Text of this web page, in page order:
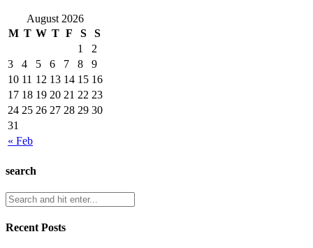
August 2026
M T W T F S S
« Feb
1
2
3
4 5 6 7 8
9
10 11 12 13 14 15 16
17 18 19 20 21 22 23
24 25 26 27 28 29 30
31
search
Recent Posts